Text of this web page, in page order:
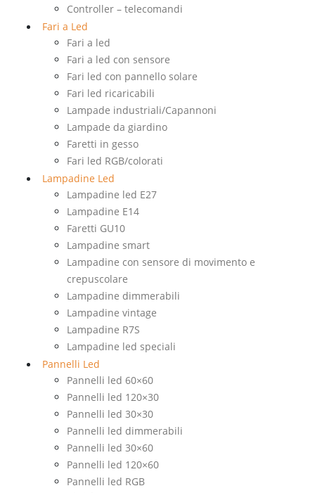
Controller – telecomandi
Fari a Led
Fari a led
Fari a led con sensore
Fari led con pannello solare
Fari led ricaricabili
Lampade industriali/Capannoni
Lampade da giardino
Faretti in gesso
Fari led RGB/colorati
Lampadine Led
Lampadine led E27
Lampadine E14
Faretti GU10
Lampadine smart
Lampadine con sensore di movimento e
crepuscolare
Lampadine dimmerabili
Lampadine vintage
Lampadine R7S
Lampadine led speciali
Pannelli Led
Pannelli led 60×60
Pannelli led 120×30
Pannelli led 30×30
Pannelli led dimmerabili
Pannelli led 30×60
Pannelli led 120×60
Pannelli led RGB